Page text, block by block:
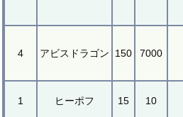
4 アビスドラゴン 150 7000
1 ヒーポフ 15 10